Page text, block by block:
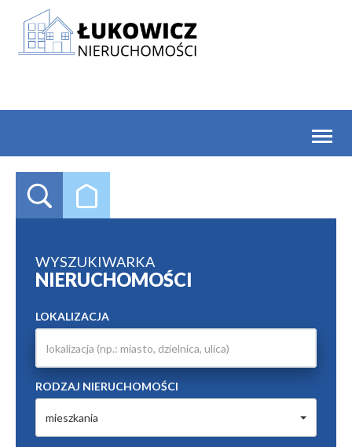
WYSZUKIWARKA
NIERUCHOMOŚCI
LOKALIZACJA
RODZAJ NIERUCHOMOŚCI
mieszkania